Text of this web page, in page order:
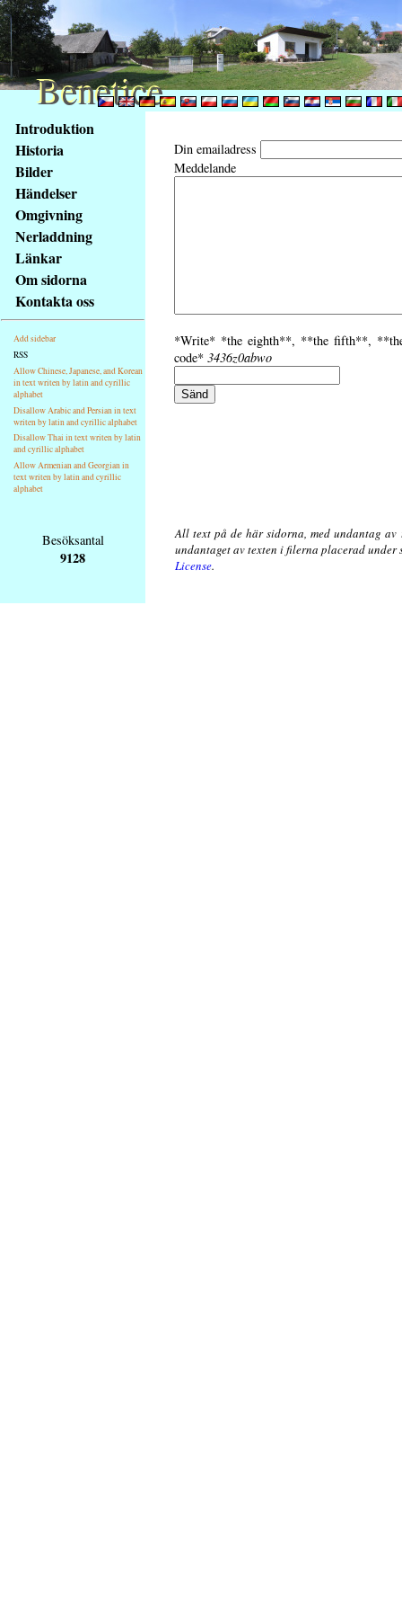
obsah
stránky
Klávesové
zkratky
tomto
webu
základní
Hlavní
strana
Introduktion
Historia
Bilder
Händelser
Omgivning
Nerladdning
Länkar
Om sidorna
Kontakta oss
Add sidebar
RSS
Allow Chinese, Japanese, and Korean
in text writen by latin and cyrillic
alphabet
Disallow Arabic and Persian in text
writen by latin and cyrillic alphabet
Disallow Thai in text writen by latin
and cyrillic alphabet
Allow Armenian and Georgian in
text writen by latin and cyrillic
alphabet
Din emailadress
Meddelande
*Write* *the eighth**, **the fifth**,
code* 3436z0abwo
Besöksantal
9128
All text på de här sidorna, med undantag av
undantaget av texten i filerna placerad
License.
Benetice
Benetice